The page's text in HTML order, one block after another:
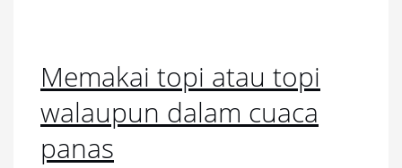
Memakai topi atau topi
walaupun dalam cuaca
panas